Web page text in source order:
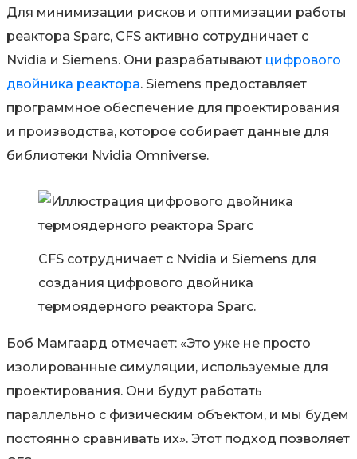
Для минимизации рисков и оптимизации работы
реактора Sparc, CFS активно сотрудничает с
Nvidia и Siemens. Они разрабатывают цифрового
двойника реактора. Siemens предоставляет
программное обеспечение для проектирования
и производства, которое собирает данные для
библиотеки Nvidia Omniverse.
CFS сотрудничает с Nvidia и Siemens для
создания цифрового двойника
термоядерного реактора Sparc.
Боб Мамгаард отмечает: «Это уже не просто
изолированные симуляции, используемые для
проектирования. Они будут работать
параллельно с физическим объектом, и мы будем
постоянно сравнивать их». Этот подход позволяет